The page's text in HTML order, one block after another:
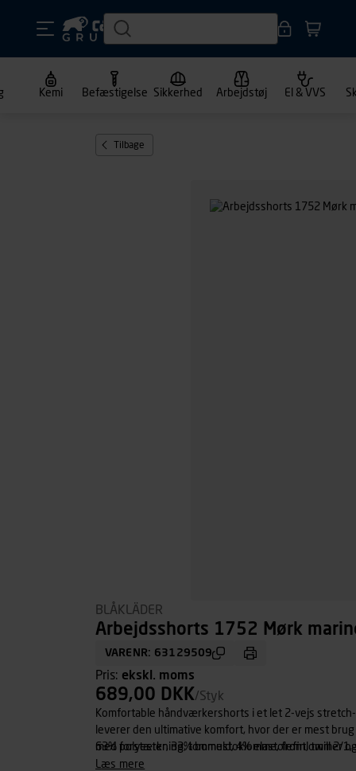
Kemi Befæstigelse Sikkerhed Arbejdstøj El & VVS
Tilbage
BLÅKLÄDER
Arbejdsshorts 1752 Mørk
VARENR: 63129509
Pris: ekskl. moms
689,00 DKK/Styk
Komfortable håndværkershorts i et let 2-vejs
leverer den ultimative komfort, hvor der er mest
med forstærkning, tommestoklomme, frontlommer
også i damemodel 7133.
63% polyester, 33% bomuld, 4% elastolefin, twill 2/1,
læs mere